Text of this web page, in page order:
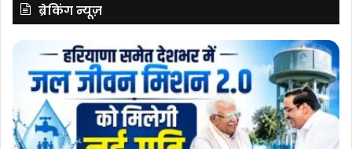
ब्रेकिंग न्यूज़